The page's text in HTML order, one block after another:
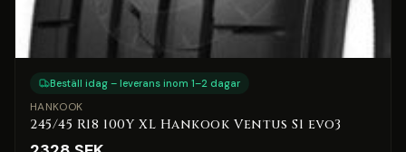
Beställ idag – leverans inom 1–2 dagar
HANKOOK
245/45 R18 100Y XL Hankook Ventus S1 evo3